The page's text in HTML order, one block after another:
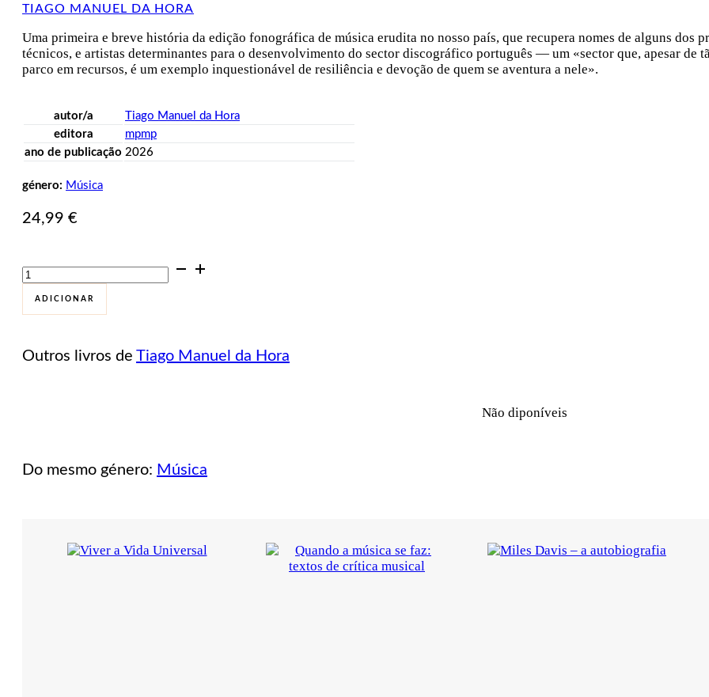
TIAGO MANUEL DA HORA
Uma primeira e breve história da edição fonográfica de música erudita no nosso país, que recupera nomes de alguns dos
técnicos, e artistas determinantes para o desenvolvimento do sector discográfico português — um «sector que, apesar de
parco em recursos, é um exemplo inquestionável de resiliência e devoção de quem se aventura a nele».
autor/a
Tiago Manuel da Hora
editora
mpmp
ano de publicação 2026
género: Música
24,99 €
Quantidade
de
Lusitana
Musica
ADICIONAR
Outros livros de Tiago Manuel da Hora
Não diponíveis
Do mesmo género: Música